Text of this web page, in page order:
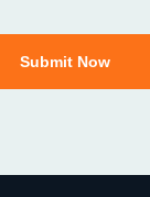
Submit Now